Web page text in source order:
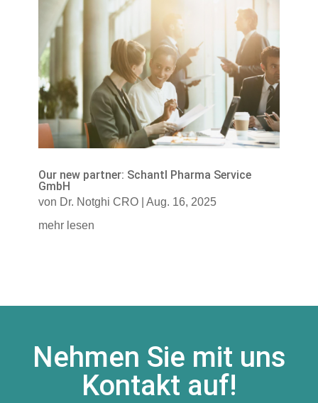
Our new partner: Schantl Pharma Service
GmbH
von Dr. Notghi CRO| Aug. 16, 2025
mehr lesen
Nehmen Sie mit uns
Kontakt auf!